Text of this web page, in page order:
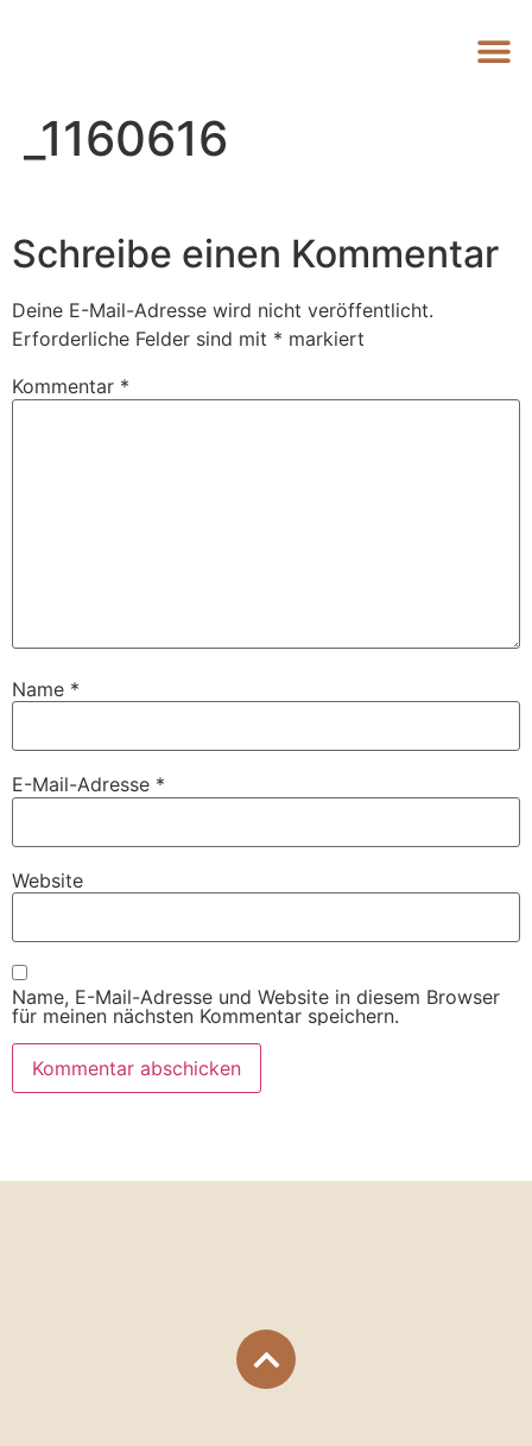
_1160616
Schreibe einen Kommentar
Deine E-Mail-Adresse wird nicht veröffentlicht.
Erforderliche Felder sind mit * markiert
Kommentar *
Name *
E-Mail-Adresse *
Website
Name, E-Mail-Adresse und Website in diesem Browser
für meinen nächsten Kommentar speichern.